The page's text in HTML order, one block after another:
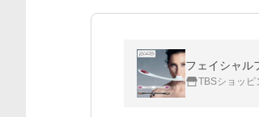
フェイシャル
TBSショッピ